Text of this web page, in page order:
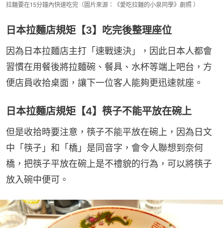
拉麵要在15分鐘內快速吃完（圖片來源：《愛吃拉麵的小泉同學》劇照 ）
日本拉麵店規矩【3】吃完後整理座位
因為日本拉麵店主打「速戰速決」，因此日本人都會
習慣在用餐後將拉麵碗、餐具、水杯等端上吧台，方
便店員收拾桌面，讓下一位客人能夠更迅速就座。
日本拉麵店規矩【4】筷子不能平放在碗上
但是收拾時要注意，筷子不能平放在碗上，因為日文
中「筷子」和「橋」是同音字，會令人聯想到奈何
橋，把筷子平放在碗上是不禮貌的行為，可以將筷子
放入碗中便可。